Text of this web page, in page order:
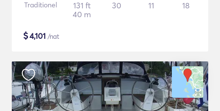
Traditionel
131 ft
40 m
30 11 18
$4,101 /nat